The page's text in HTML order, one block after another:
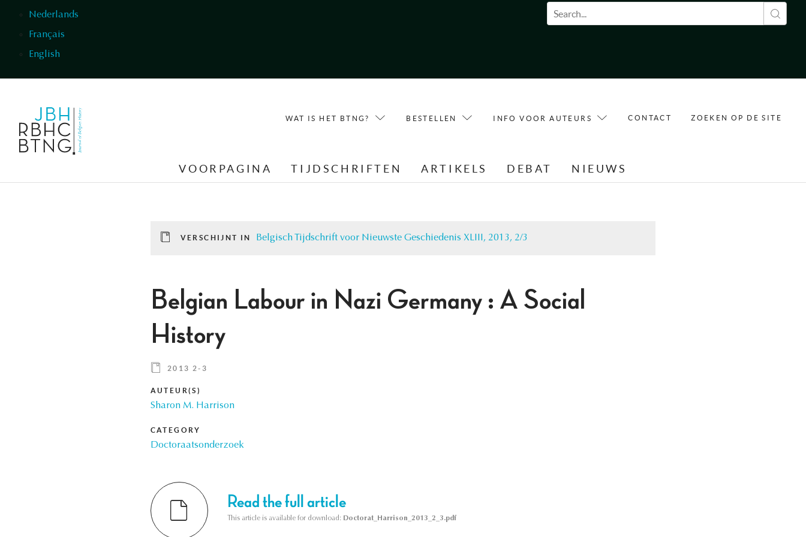
Nederlands
Français
English
Zoekveld
WAT IS HET BTNG? BESTELLEN INFO VOOR AUTEURS CONTACT ZOEKEN OP DE SITE
VOORPAGINA TIJDSCHRIFTEN ARTIKELS DEBAT NIEUWS
VERSCHIJNT IN Belgisch Tijdschrift voor Nieuwste Geschiedenis XLIII, 2013, 2/3
Belgian Labour in Nazi Germany : A Social
History
2013 2-3
AUTEUR(S)
Sharon M. Harrison
CATEGORY
Doctoraatsonderzoek
Read the full article
This article is available for download: Doctorat_Harrison_2013_2_3.pdf